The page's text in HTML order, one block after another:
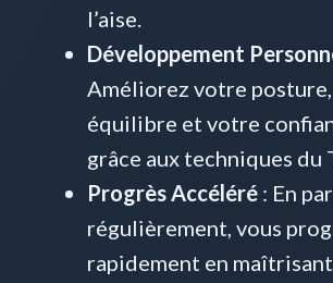
l’aise.
Développement
Améliorez votre
équilibre et votre
grâce aux techniques du
Progrès Accéléré : En
régulièrement, vous
rapidement en